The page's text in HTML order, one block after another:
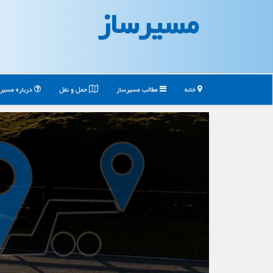
مسیرساز
خانه مطالب مسیرساز حمل و نقل درباره